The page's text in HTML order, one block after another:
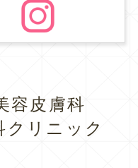
容皮膚科
リニック